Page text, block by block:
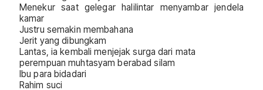
Menekur saat gelegar halilintar menyambar jendela
kamar
Justru semakin membahana
Jerit yang dibungkam
Lantas, ia kembali menjejak surga dari mata
perempuan muhtasyam berabad silam
Ibu para bidadari
Rahim suci